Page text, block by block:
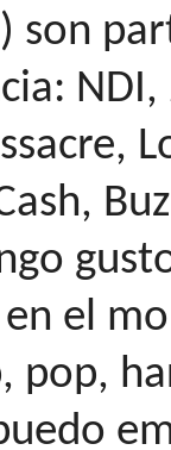
son
el
pop,